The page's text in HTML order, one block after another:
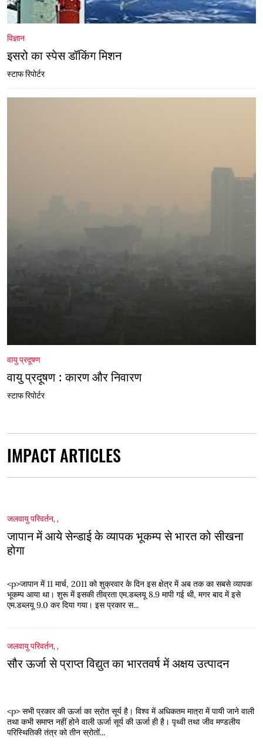
विज्ञान
इसरो का स्पेस डॉकिंग मिशन
स्टाफ रिपोर्टर
वायु प्रदूषण
वायु प्रदूषण : कारण और निवारण
स्टाफ रिपोर्टर
IMPACT ARTICLES
जलवायु परिवर्तन,,
जापान में आये सेन्डाई के व्यापक भूकम्प से भारत को सीखना
होगा
<p>जापान में 11 मार्च, 2011 को शुक्रवार के दिन इस क्षेत्र में अब तक का सबसे व्यापक
भूकम्प आया था। शुरू में इसकी तीव्रता एम.डब्लयू 8.9 मापी गई थी, मगर बाद में इसे
एम.डब्लयू 9.0 कर दिया गया। इस प्रकार स...
जलवायु परिवर्तन,,
सौर ऊर्जा से प्राप्त विद्युत का भारतवर्ष में अक्षय उत्पादन
<p> सभी प्रकार की ऊर्जा का स्रोत सूर्य है। विश्व में अधिकतम मात्रा में पायी जाने वाली
तथा कभी समाप्त नहीं होने वाली ऊर्जा सूर्य की ऊर्जा ही है। पृथ्वी तथा जीव मण्डलीय
परिस्थितिकी तंत्र को तीन स्रोतों...